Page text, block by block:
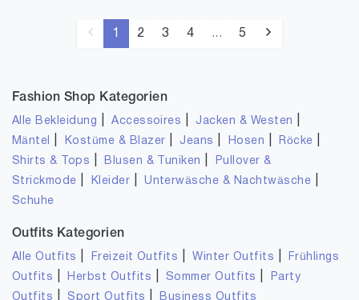
1 2 3 4 ... 5
Fashion Shop Kategorien
Alle Bekleidung |Accessoires Jacken & Westen
Mäntel Kostüme & Blazer Jeans Hosen Röcke
Shirts & Tops Blusen & Tuniken
Pullover &
Strickmode
Kleider |Unterwäsche & Nachtwäsche
Schuhe
Outfits Kategorien
Alle Outfits Freizeit Outfits |Winter Outfits
Frühlings
Outfits
Herbst Outfits Sommer Outfits
Party
Outfits
Sport Outfits Business Outfits